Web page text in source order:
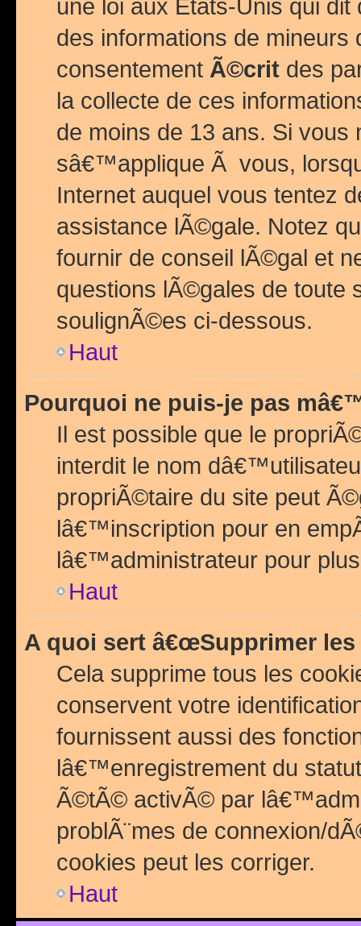
une loi aux Etats-Unis qui
des informations de mineurs
consentement Ã©crit des
la collecte de ces
de moins de 13 ans. Si
sâ€™applique Ã vous,
Internet auquel vous tentez
assistance lÃ©gale. Notez
fournir de conseil lÃ©gal et
questions lÃ©gales de
soulignÃ©es ci-dessous.
Haut
Pourquoi ne puis-je pas
Il est possible que le
interdit le nom
propriÃ©taire du site peut
lâ€™inscription pour en
lâ€™administrateur pour
Haut
A quoi sert â€œSupprimer les
Cela supprime tous les
conservent votre
fournissent aussi des
lâ€™enregistrement du
Ã©tÃ© activÃ© par
problÃ¨mes de connexion/
cookies peut les corriger.
Haut